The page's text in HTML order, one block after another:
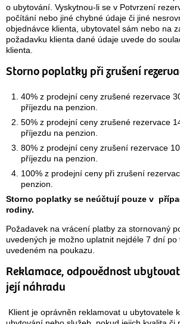
o ubytování. Vyskytnou-li se v Potvrzení
počítání nebo jiné chybné údaje či jiné
objednávce klienta, ubytovatel sám nebo na
požadavku klienta dané údaje uvede do
klienta.
Storno poplatky při zrušení
40% z prodejní ceny zrušené rezervace
příjezdu na penzion.
50% z prodejní ceny zrušené rezervace
příjezdu na penzion.
80% z prodejní ceny zrušení rezervace
příjezdu na penzion.
100% z prodejní ceny při zrušení
penzion.
Storno poplatky se neúčtují pouze v
rodiny.
Požadavek na vrácení platby za stornovaný
uvedených je možno uplatnit nejdéle 7 dní
uvedeném na poukazu.
Reklamace, odpovědnost
její náhradu
Klient je oprávněn reklamovat u ubytovatele